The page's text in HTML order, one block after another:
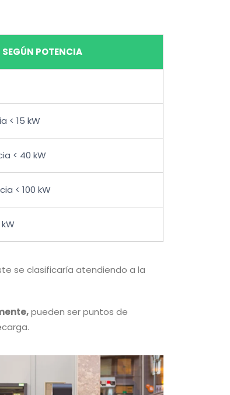
SEGÚN POTENCIA
< 15 kW
< 40 kW
< 100 kW
se clasificaría atendiendo a la
pueden ser puntos de